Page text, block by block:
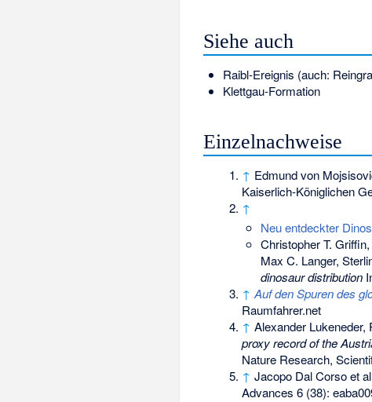
Siehe auch
Raibl-Ereignis (auch:
Klettgau-Formation
Einzelnachweise
↑ Edmund von
Kaiserlich-Königlichen
↑
Neu entdeckter
Christopher T.
Max C. Langer,
dinosaur distribution
↑ Auf den Spuren des
Raumfahrer.net
↑ Alexander Lukeneder,
proxy record of the
Nature Research,
↑ Jacopo Dal Corso et
Advances 6 (38):